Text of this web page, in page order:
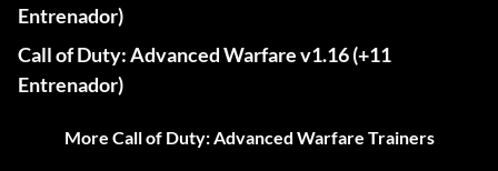
Entrenador)
Call of Duty: Advanced Warfare v1.16 (+11
Entrenador)
More Call of Duty: Advanced Warfare Trainers